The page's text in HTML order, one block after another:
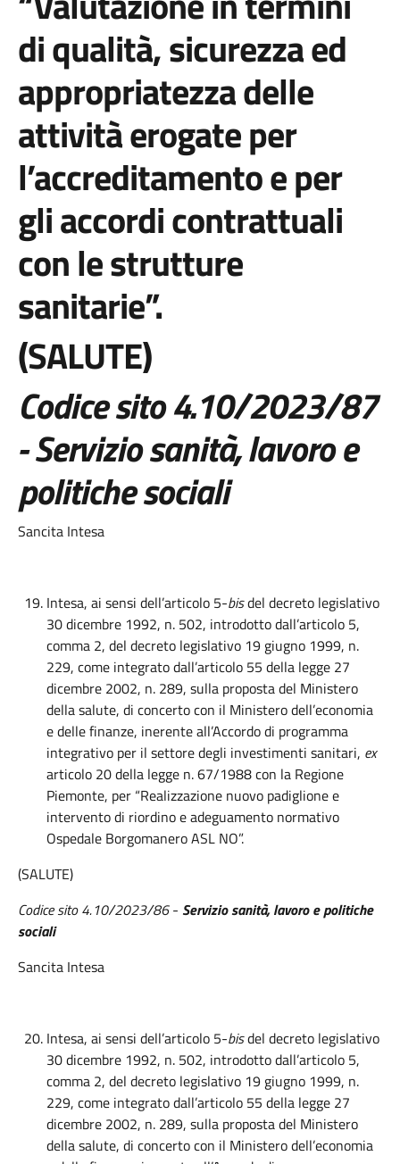
di qualità, sicurezza ed
appropriatezza delle
attività erogate per
l’accreditamento e per
gli accordi contrattuali
con le strutture
sanitarie”.
(SALUTE)
Codice sito 4.10/2023/87
-Serviziosanità, lavoro e
politiche sociali
Sancita Intesa
Intesa, ai sensi dell’articolo 5-bisdel decreto legislativo
30 dicembre 1992, n. 502, introdotto dall’articolo 5,
comma 2, del decreto legislativo 19 giugno 1999, n.
229, come integrato dall’articolo 55 della legge 27
dicembre 2002, n. 289, sulla proposta del Ministero
della salute, di concerto con il Ministero dell’economia
e delle finanze, inerente all’Accordo di programma
integrativo per il settore degli investimenti sanitari, ex
articolo 20 della legge n. 67/1988 con la Regione
Piemonte, per “Realizzazione nuovo padiglione e
intervento di riordino e adeguamento normativo
Ospedale Borgomanero ASL NO”.
(SALUTE)
Codice sito 4.10/2023/86- Servizio sanità, lavoro e politiche
sociali
Sancita Intesa
Intesa, ai sensi dell’articolo 5-bisdel decreto legislativo
30 dicembre 1992, n. 502, introdotto dall’articolo 5,
comma 2, del decreto legislativo 19 giugno 1999, n.
229, come integrato dall’articolo 55 della legge 27
dicembre 2002, n. 289, sulla proposta del Ministero
della salute, di concerto con il Ministero dell’economia